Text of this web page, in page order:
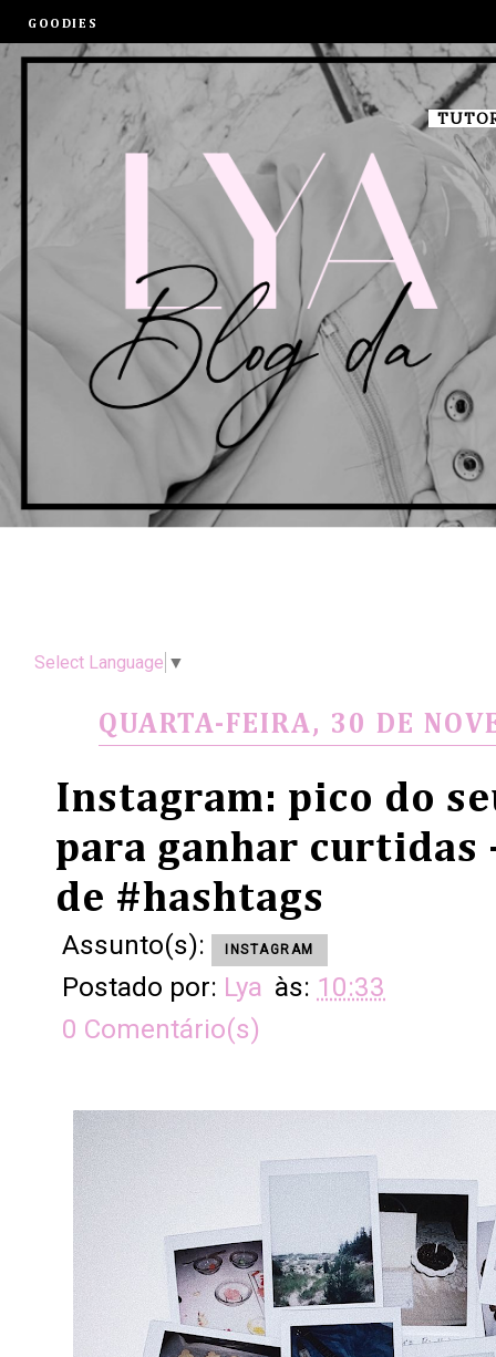
GOODIES
Select Language ▼
QUARTA-FEIRA, 30 DE
Instagram: pico do
para ganhar curtidas
de #hashtags
Assunto(s): INSTAGRAM
Postado por: Lya às: 10:33
0 Comentário(s)